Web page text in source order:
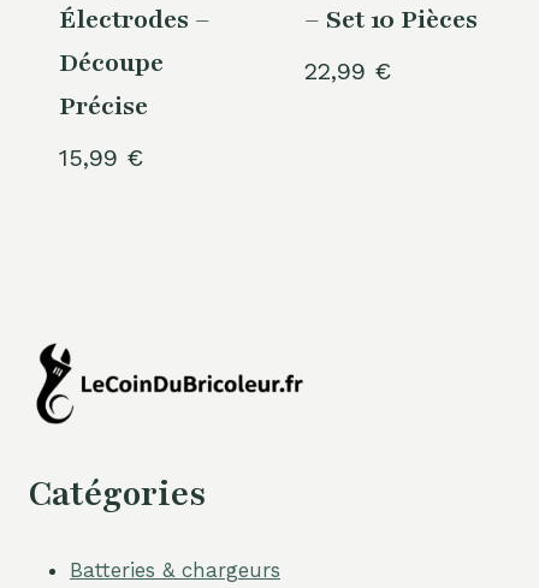
Électrodes –
Découpe
Précise
15,99 €
– Set 10 Pièces
22,99 €
Catégories
Batteries & chargeurs